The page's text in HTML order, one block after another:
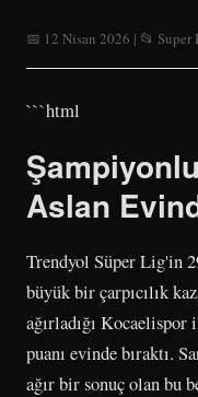
📅 12 Nisan 2026 | 📂 Super
```html
Aslan
Trendyol Süper Lig'in
büyük bir çarpıcılık
ağırladığı
puanı evinde bıraktı.
ağır bir sonuç olan bu